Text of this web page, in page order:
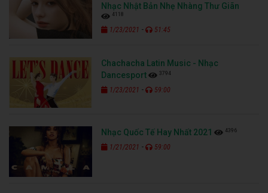
Nhạc Nhật Bản Nhẹ Nhàng Thư Giãn
4118
1/23/2021 - 51:45
Chachacha Latin Music - Nhạc
Dancesport
3794
1/23/2021 - 59:00
Nhạc Quốc Tế Hay Nhất 2021 4396
1/21/2021 - 59:00